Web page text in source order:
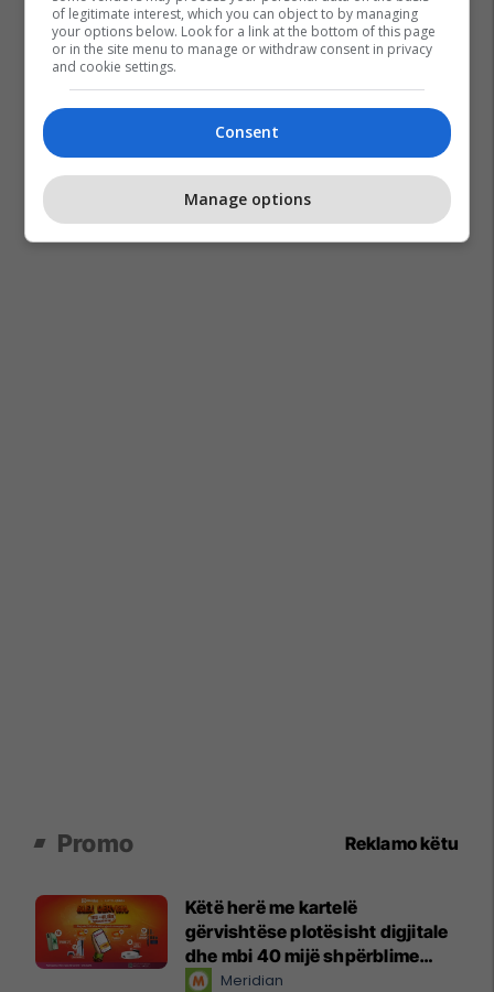
Promo Reklamo këtu
Këtë herë me kartelë
gërvishtëse plotësisht digjitale
dhe mbi 40 mijë shpërblime
instant!Meridian
of legitimate interest, which you can object to by managing
your options below. Look for a link at the bottom of this page
or in the site menu to manage or withdraw consent in privacy
and cookie settings.
Consent
Manage options